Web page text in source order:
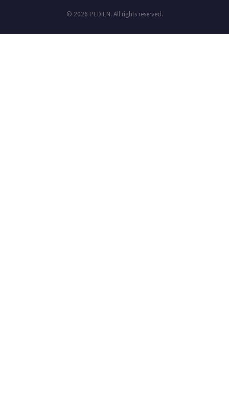
© 2026 PEDIEN. All rights reserved.